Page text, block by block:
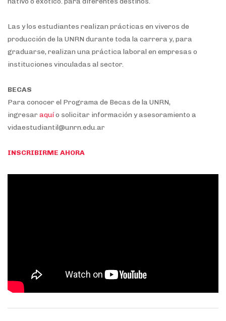
Las y los estudiantes realizan prácticas en viveros de
producción de la UNRN durante toda la carrera y, para
graduarse, realizan una práctica laboral en empresas o
instituciones vinculadas al sector.
BECAS
Para conocer el Programa de Becas de la UNRN,
ingresar aquío solicitar información y asesoramiento a
vidaestudiantil@unrn.edu.ar
INSCRIBIRME AHORA